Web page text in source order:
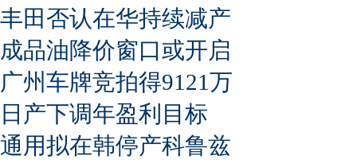
丰田否认在华持续减产
成品油降价窗口或开启
广州车牌竞拍得9121万
日产下调年盈利目标
通用拟在韩停产科鲁兹